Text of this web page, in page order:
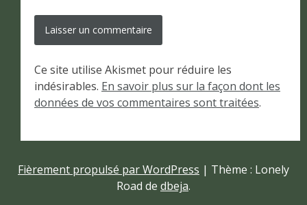
Ce site utilise Akismet pour réduire les
indésirables. En savoir plus sur la façon dont les
données de vos commentaires sont traitées.
Fièrement propulsé par WordPress | Thème : Lonely
Road de dbeja.